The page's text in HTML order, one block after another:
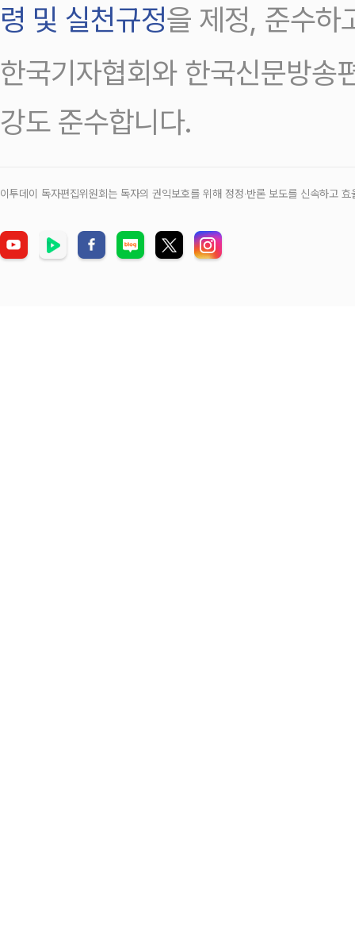
령 및 실천규정을 제정, 준수하
한국기자협회와 한국신문방송
강도 준수합니다.
이투데이 독자편집위원회는 독자의 권익보호를 위해 정정‧반론 보도를 신속하고